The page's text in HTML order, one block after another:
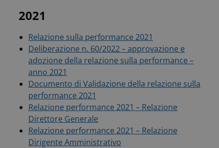
2021
Relazione sulla performance 2021
Deliberazione n. 60/2022 – approvazione e
adozione della relazione sulla performance –
anno 2021
Documento di Validazione della relazione sulla
performance 2021
Relazione performance 2021 – Relazione
Direttore Generale
Relazione performance 2021 – Relazione
Dirigente Amministrativo